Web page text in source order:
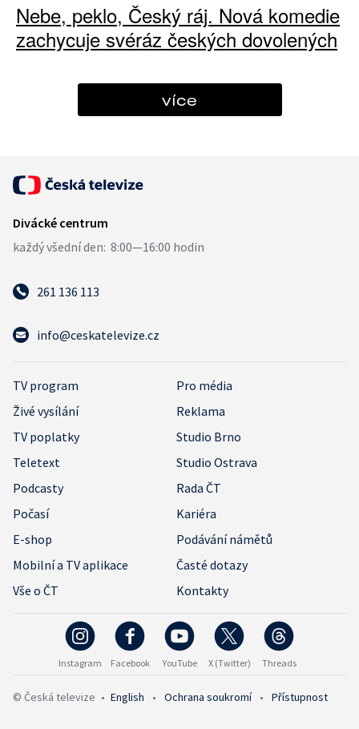
Nebe, peklo, Český ráj. Nová komedie
zachycuje svéráz českých dovolených
více
261 136 113
info@ceskatelevize.cz
TV program
Pro média
Živé vysílání
Reklama
TV poplatky
Studio Brno
Teletext
Studio Ostrava
Podcasty
Rada ČT
Počasí
Kariéra
E-shop
Podávání námětů
Mobilní a TV aplikace
Časté dotazy
Vše o ČT
Kontakty
Instagram Facebook YouTube X (Twitter) Threads
© Česká televize • English • Ochrana soukromí • Přístupnost